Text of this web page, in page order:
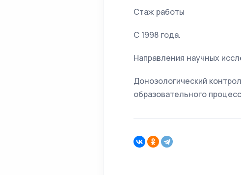
Стаж работы
С 1998 года.
Направления научных
Донозологический
образовательного